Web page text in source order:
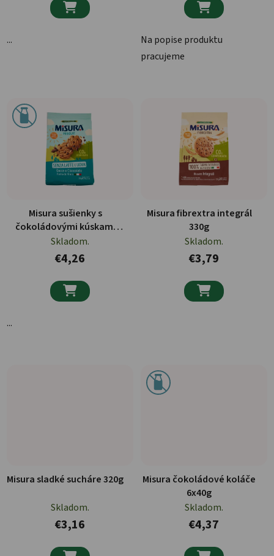

...

Na popise produktu
pracujeme
Misura sušienky s
čokoládovými kúskami
290g
Skladom.
€4,26

...
Misura fibrextra integrál
330g
Skladom.
€3,79

Misura sladké sucháre 320g
Skladom.
€3,16
Misura čokoládové koláče
6x40g
Skladom.
€4,37